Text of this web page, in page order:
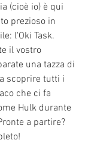
(cioè io) è qui
prezioso in
l'Oki Task.
il vostro
una tazza di
scoprire tutti i
che ci fa
Hulk durante
a partire?